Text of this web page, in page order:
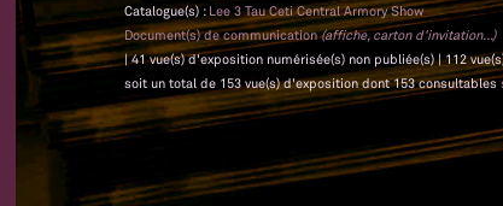
Catalogue(s) : Lee 3 Tau Ceti Central Armory Show
Document(s) de communication(affiche, carton d'invitation...)
| 41 vue(s) d'exposition numérisée(s) non publiée(s) | 112
soit un total de 153 vue(s) d'exposition dont 153 consultables